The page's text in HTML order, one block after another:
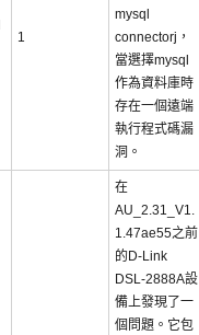
1
mysql
connectorj，
當選擇mysql
作為資料庫時
存在一個遠端
執行程式碼漏
洞。
在
AU_2.31_V1.
1.47ae55之前
的D-Link
DSL-2888A設
備上發現了一
個問題。它包